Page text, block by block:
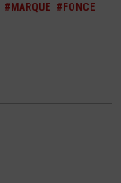
#MARQUE #FONCE